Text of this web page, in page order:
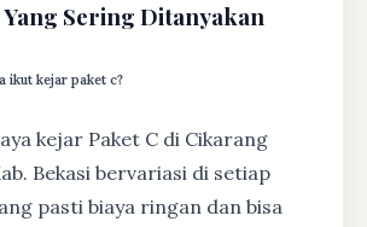
Sering Ditanyakan
ikut kejar paket c?
kejar Paket C di Cikarang
Bekasi bervariasi di setiap
pasti biaya ringan dan bisa